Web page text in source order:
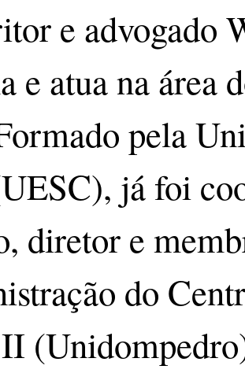
e advogado
e atua na área
pela
já foi
diretor e
do